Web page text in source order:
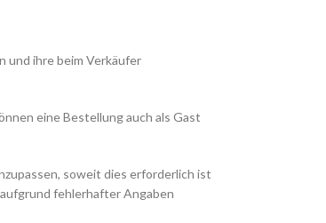
und ihre beim Verkäufer
eine Bestellung auch als Gast
soweit dies erforderlich ist
fehlerhafter Angaben